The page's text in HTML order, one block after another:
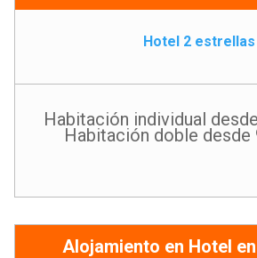
Hotel 2 estrellas
Habitación individual
Habitación doble desde
Alojamiento en Hotel